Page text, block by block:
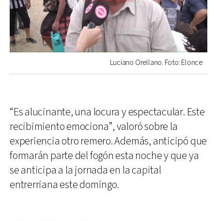
Luciano Orellano. Foto: Elonce
“Es alucinante, una locura y espectacular. Este
recibimiento emociona”, valoró sobre la
experiencia otro remero. Además, anticipó que
formarán parte del fogón esta noche y que ya
se anticipa a la jornada en la capital
entrerriana este domingo.